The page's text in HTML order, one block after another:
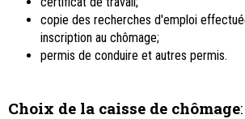
copie des recherches d'emploi
inscription au chômage;
permis de conduire et autres permis.
Choix de la caisse de chômage: